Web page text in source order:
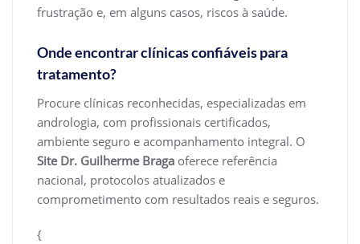
frustração e, em alguns casos, riscos à saúde.
Onde encontrar clínicas confiáveis para
tratamento?
Procure clínicas reconhecidas, especializadas em
andrologia, com profissionais certificados,
ambiente seguro e acompanhamento integral. O
Site Dr. Guilherme Braga oferece referência
nacional, protocolos atualizados e
comprometimento com resultados reais e seguros.
{